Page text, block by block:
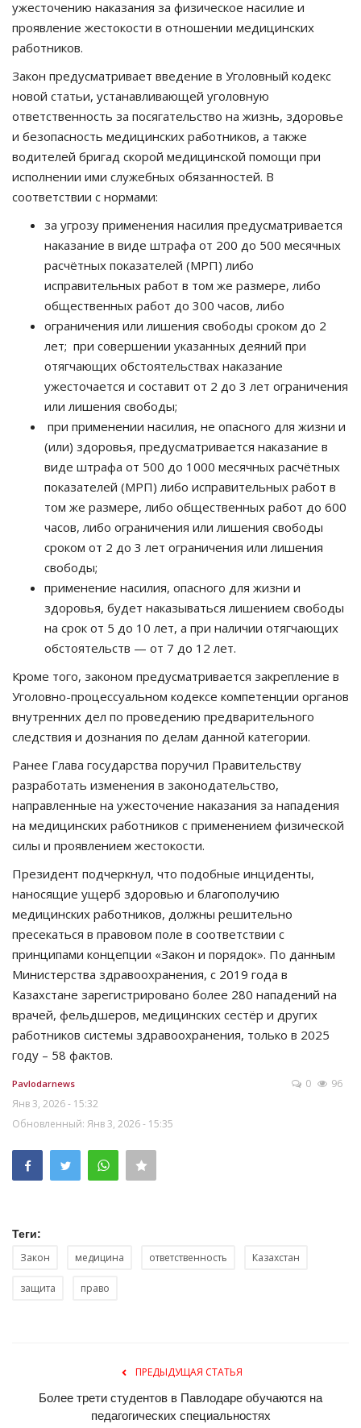
ужесточению наказания за физическое насилие и
проявление жестокости в отношении медицинских
работников.
Закон предусматривает введение в Уголовный кодекс
новой статьи, устанавливающей уголовную
ответственность за посягательство на жизнь, здоровье
и безопасность медицинских работников, а также
водителей бригад скорой медицинской помощи при
исполнении ими служебных обязанностей. В
соответствии с нормами:
за угрозу применения насилия предусматривается
наказание в виде штрафа от 200 до 500 месячных
расчётных показателей (МРП) либо
исправительных работ в том же размере, либо
общественных работ до 300 часов, либо
ограничения или лишения свободы сроком до 2
лет; при совершении указанных деяний при
отягчающих обстоятельствах наказание
ужесточается и составит от 2 до 3 лет ограничения
или лишения свободы;
при применении насилия, не опасного для жизни и
(или) здоровья, предусматривается наказание в
виде штрафа от 500 до 1000 месячных расчётных
показателей (МРП) либо исправительных работ в
том же размере, либо общественных работ до 600
часов, либо ограничения или лишения свободы
сроком от 2 до 3 лет ограничения или лишения
свободы;
применение насилия, опасного для жизни и
здоровья, будет наказываться лишением свободы
на срок от 5 до 10 лет, а при наличии отягчающих
обстоятельств — от 7 до 12 лет.
Кроме того, законом предусматривается закрепление в
Уголовно-процессуальном кодексе компетенции органов
внутренних дел по проведению предварительного
следствия и дознания по делам данной категории.
Ранее Глава государства поручил Правительству
разработать изменения в законодательство,
направленные на ужесточение наказания за нападения
на медицинских работников с применением физической
силы и проявлением жестокости.
Президент подчеркнул, что подобные инциденты,
наносящие ущерб здоровью и благополучию
медицинских работников, должны решительно
пресекаться в правовом поле в соответствии с
принципами концепции «Закон и порядок». По данным
Министерства здравоохранения, с 2019 года в
Казахстане зарегистрировано более 280 нападений на
врачей, фельдшеров, медицинских сестёр и других
работников системы здравоохранения, только в 2025
году – 58 фактов.
Pavlodarnews
Янв 3, 2026 - 15:32
Обновленный: Янв 3, 2026 - 15:35
0 96
Теги:
Закон медицина ответственность Казахстан
защита право
ПРЕДЫДУЩАЯ СТАТЬЯ
Более трети студентов в Павлодаре обучаются на
педагогических специальностях